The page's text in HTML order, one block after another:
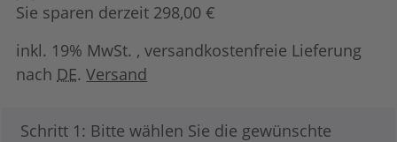
Sie sparen derzeit 298,00 €
inkl. 19% MwSt. , versandkostenfreie Lieferung
nach DE.Versand
x
Schritt 1: Bitte wählen Sie die gewünschte